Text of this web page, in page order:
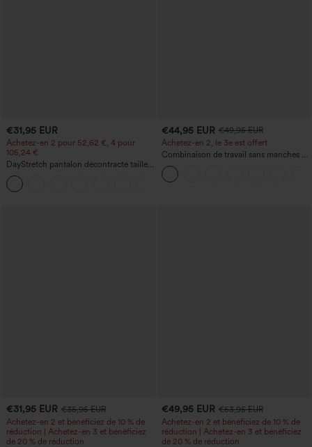
€31,95 EUR
Achetez-en 2 pour 52,62 €, 4 pour
105,24 €
DayStretch pantalon décontracté taille
haute à jambe en forme de tonneau
avec poches
€44,95 EUR €49,95 EUR
Achetez-en 2, le 3e est offert
Combinaison de travail sans manches à
encolure bateau, côtés noués, toucher
frais, rayée, avec poches — Édition Easy
Peezy
€31,95 EUR €35,95 EUR
Achetez-en 2 et bénéficiez de 10 % de
réduction | Achetez-en 3 et bénéficiez
de 20 % de réduction
€49,95 EUR €53,95 EUR
Achetez-en 2 et bénéficiez de 10 % de
réduction | Achetez-en 3 et bénéficiez
de 20 % de réduction